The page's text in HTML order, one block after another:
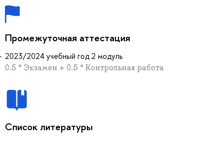
Промежуточная аттестация
2023/2024 учебный год 2 модуль
0.5 * Экзамен + 0.5 * Контрольная работа
Список литературы